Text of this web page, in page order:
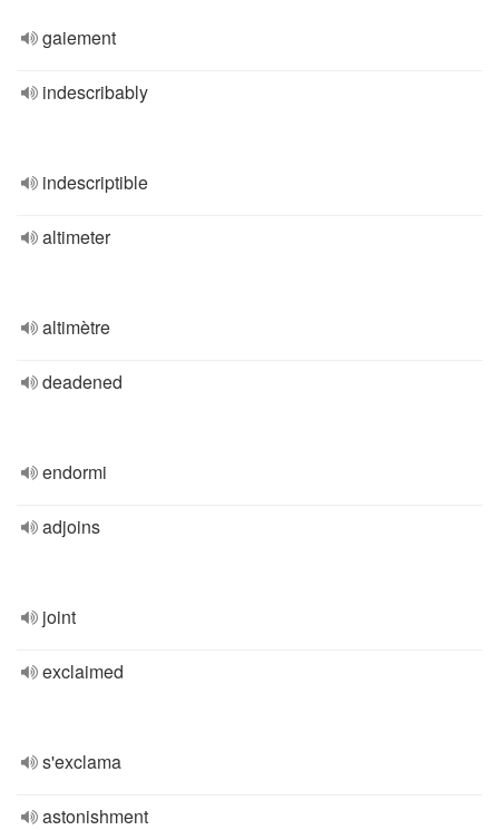
gaiement
indescribably
indescriptible
altimeter
altimètre
deadened
endormi
adjoins
joint
exclaimed
s'exclama
astonishment